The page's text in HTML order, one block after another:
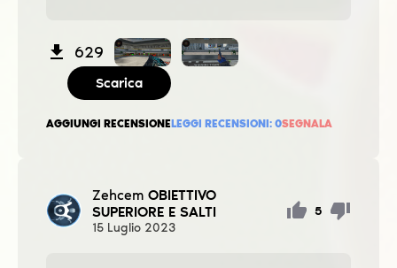
629
Scarica
AGGIUNGI RECENSIONELEGGI RECENSIONI: 0SEGNALA
Zehcem OBIETTIVO
SUPERIORE E SALTI
15 Luglio 2023
5